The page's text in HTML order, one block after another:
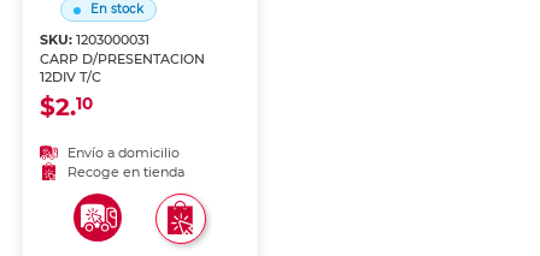
En stock
SKU:1203000031
CARP D/PRESENTACION
12DIV T/C
$2.10
Envío a domicilio
Recoge en tienda